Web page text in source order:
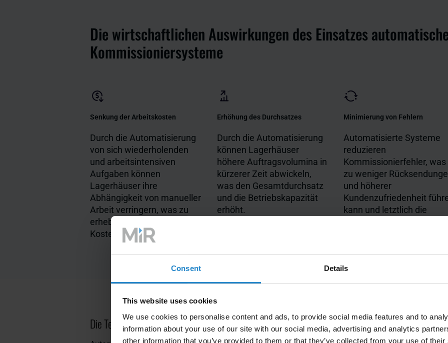
Consent Details
This website uses cookies
We use cookies to personalise content and ads, to provide social media features and to
information about your use of our site with our social media, advertising and analytics
other information that you’ve provided to them or that they’ve collected from your use of
Die wirtschaftlichen Auswirkungen des Einsatzes
Kommissioniersysteme
Senkung der Arbeitskosten
Durch die Automatisierung
von sich wiederholenden
und arbeitsintensiven
Aufgaben können
Lagerhäuser ihre
Abhängigkeit von manueller
Arbeit verringern, was zu
erheblichen
Kosteneinsparungen führt
Erhöhung des Durchsatzes
Durch die Automatisierung
können Lagerhäuser
höhere Auftragsvolumina in
kürzerer Zeit abwickeln,
was den Gesamtdurchsatz
und die Betriebskapazität
erhöht.
Minimierung von Fehlern
Automatisierte Systeme
reduzieren
Kommissionierfehler, was
zu weniger
und höherer
Kundenzufriedenheit
kann und letztlich die
Die Technologie hinter automatisierten Kommissioniersystemen